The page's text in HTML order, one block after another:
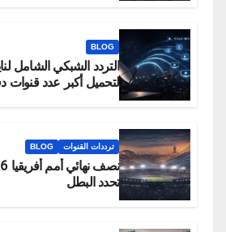
BLOG
لتحميل أكبر عدد قنوات
ترددات القنوات BLOG
تحدد البطل